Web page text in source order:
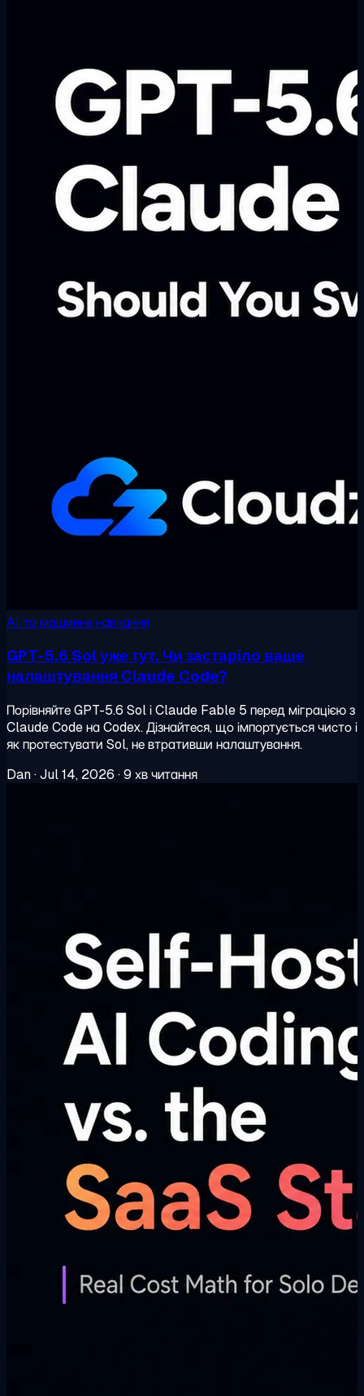
AI та машинне навчання
GPT-5.6 Sol уже тут. Чи застаріло ваше
налаштування Claude Code?
Порівняйте GPT-5.6 Sol і Claude Fable 5 перед міграцією з
Claude Code на Codex. Дізнайтеся, що імпортується чисто і
як протестувати Sol, не втративши налаштування.
Dan·Jul 14, 2026 ·9 хв читання